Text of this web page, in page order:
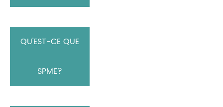
QU'EST-CE QUE
SPME?